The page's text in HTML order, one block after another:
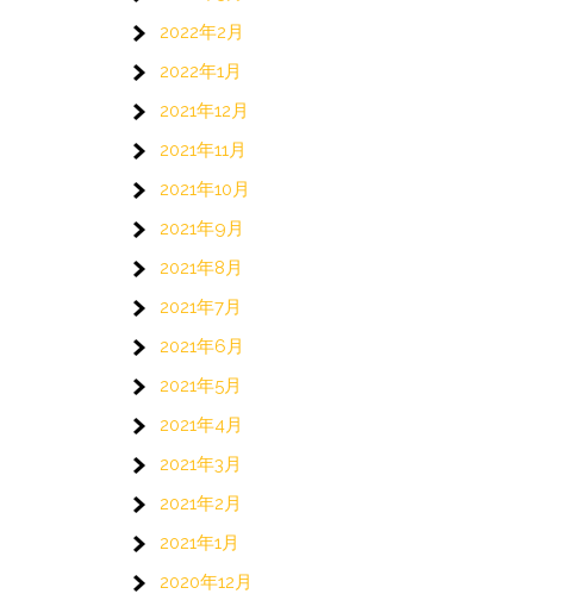
2022年2月
2022年1月
2021年12月
2021年11月
2021年10月
2021年9月
2021年8月
2021年7月
2021年6月
2021年5月
2021年4月
2021年3月
2021年2月
2021年1月
2020年12月